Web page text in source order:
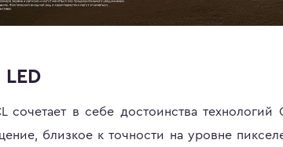
сочетает в себе достоинства
близкое к точности на уровне